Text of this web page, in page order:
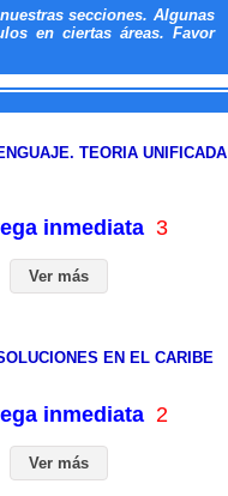
secciones. Algunas
en ciertas áreas. Favor
TEORIA UNIFICADA
inmediata 3
Ver más
EN EL CARIBE
inmediata 2
Ver más